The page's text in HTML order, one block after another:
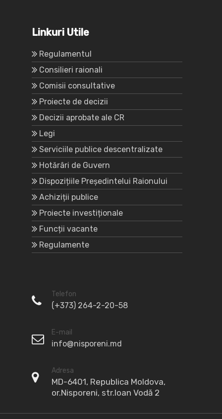
Linkuri Utile
Regulamentul
Consilieri raionali
Comisii consultative
Proiecte de decizii
Decizii aprobate ale CR
Legi
Serviciile publice descentralizate
Hotărâri de Guvern
Dispozițiile Președintelui Raionului
Achiziții publice
Proiecte investiționale
Funcții vacante
Regulamente
Telefon
(+373) 264-2-20-58
E-mail
info@nisporeni.md
Adresa
MD-6401, Republica Moldova,
or.Nisporeni, str.Ioan Vodă 2